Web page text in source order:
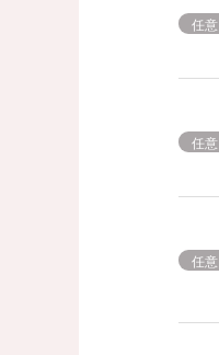
任意
任意
任意